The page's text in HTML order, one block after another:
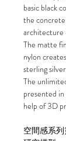
basic black
the
architecture
The matte
nylon
sterling
The
presented
help of 3D
空間感系